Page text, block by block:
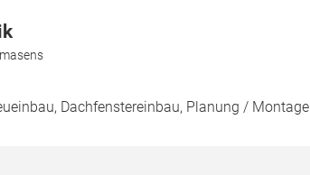
Dachfenstereinbau, Planung / Montage